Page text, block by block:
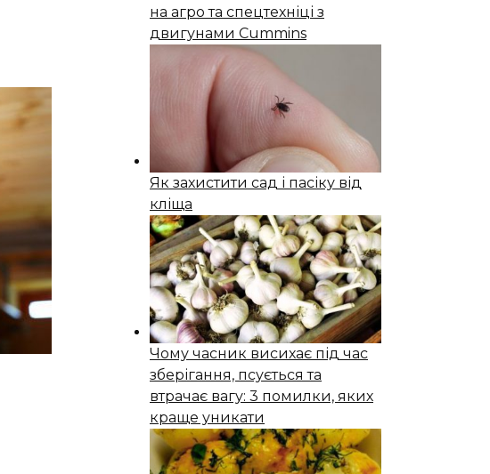
на агро та спецтехніці з
двигунами Cummins
Як захистити сад і пасіку від
кліща
Чому часник висихає під час
зберігання, псується та
втрачає вагу: 3 помилки, яких
краще уникати